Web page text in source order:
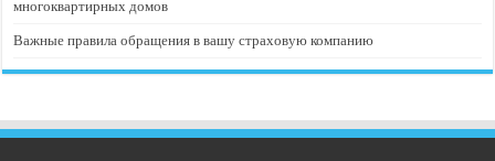
многоквартирных домов
Важные правила обращения в вашу страховую компанию